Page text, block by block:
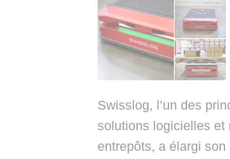
Swisslog, l’un des
solutions logicielles et
entrepôts, a élargi